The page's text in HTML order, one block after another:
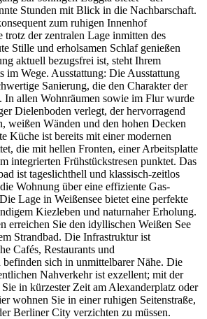
Stunden mit Blick in die Nachbarschaft.
zum ruhigen Innenhof
trotz der zentralen Lage inmitten des
Stille und erholsamen Schlaf genießen
aktuell bezugsfrei ist, steht Ihrem
im Wege. Ausstattung: Die Ausstattung
Sanierung, die den Charakter der
In allen Wohnräumen sowie im Flur wurde
Dielenboden verlegt, der hervorragend
weißen Wänden und den hohen Decken
Küche ist bereits mit einer modernen
die mit hellen Fronten, einer Arbeitsplatte
integrierten Frühstückstresen punktet. Das
ist tageslichthell und klassisch-zeitlos
Wohnung über eine effiziente Gas-
Lage in Weißensee bietet eine perfekte
Kiezleben und naturnaher Erholung.
erreichen Sie den idyllischen Weißen See
Strandbad. Die Infrastruktur ist
Cafés, Restaurants und
sich in unmittelbarer Nähe. Die
Nahverkehr ist exzellent; mit der
in kürzester Zeit am Alexanderplatz oder
wohnen Sie in einer ruhigen Seitenstraße,
Berliner City verzichten zu müssen.